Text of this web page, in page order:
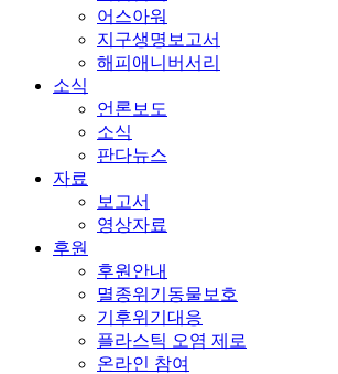
어스아워
지구생명보고서
해피애니버서리
소식
언론보도
소식
판다뉴스
자료
보고서
영상자료
후원
후원안내
멸종위기동물보호
기후위기대응
플라스틱 오염 제로
온라인 참여